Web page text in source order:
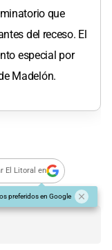
que
del receso. El
especial por
Madelón.
El Litoral en
preferidos en Google